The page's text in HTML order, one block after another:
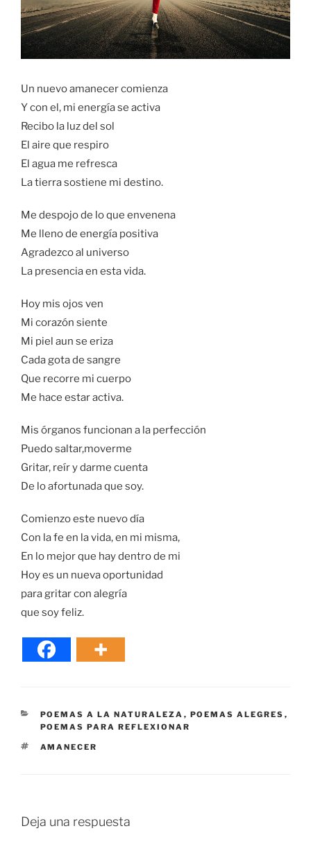
Un nuevo amanecer comienza
Y con el, mi energía se activa
Recibo la luz del sol
El aire que respiro
El agua me refresca
La tierra sostiene mi destino.
Me despojo de lo que envenena
Me lleno de energía positiva
Agradezco al universo
La presencia en esta vida.
Hoy mis ojos ven
Mi corazón siente
Mi piel aun se eriza
Cada gota de sangre
Que recorre mi cuerpo
Me hace estar activa.
Mis órganos funcionan a la perfección
Puedo saltar,moverme
Gritar, reír y darme cuenta
De lo afortunada que soy.
Comienzo este nuevo día
Con la fe en la vida, en mi misma,
En lo mejor que hay dentro de mi
Hoy es un nueva oportunidad
para gritar con alegría
que soy feliz.
CATEGORÍAS
POEMAS A LA NATURALEZA , POEMAS ALEGRES ,
POEMAS PARA REFLEXIONAR
ETIQUETAS
AMANECER
Deja una respuesta